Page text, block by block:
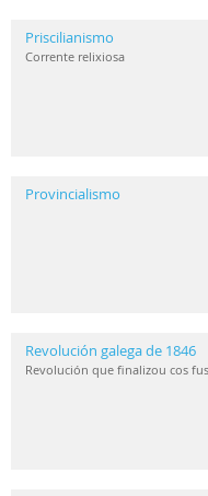
Priscilianismo
Corrente relixiosa
Provincialismo
Revolución galega de 1846
Revolución que finalizou cos